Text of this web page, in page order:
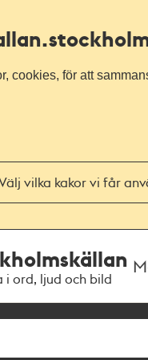
cookies, för att
vilka kakor vi får
i ord, ljud och bild